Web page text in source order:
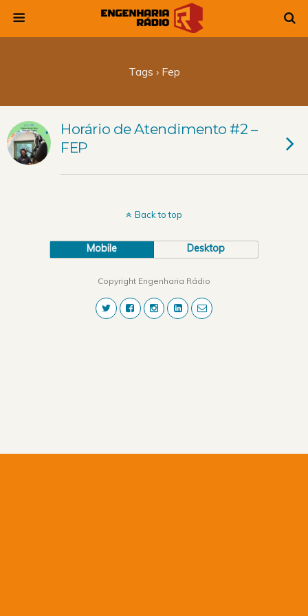
Tags › Fep
Horário de Atendimento #2 –
FEP
Back to top
Mobile Desktop
Copyright Engenharia Rádio